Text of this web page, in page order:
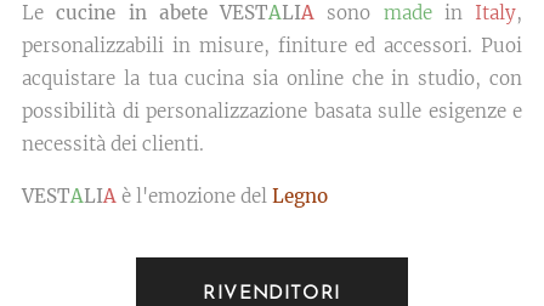
Lecucine in abete VESTALIA sono madein Italy,
personalizzabili in misure, finiture ed accessori. Puoi
acquistare la tua cucina sia online che in studio, con
possibilità di personalizzazione basata sulle esigenze e
necessità dei clienti.
VESTALIA è l'emozione del Legno
RIVENDITORI